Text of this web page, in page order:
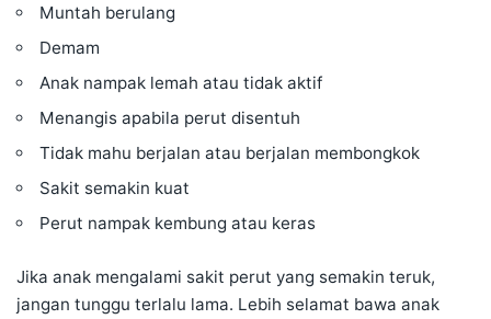
Muntah berulang
Demam
Anak nampak lemah atau tidak aktif
Menangis apabila perut disentuh
Tidak mahu berjalan atau berjalan membongkok
Sakit semakin kuat
Perut nampak kembung atau keras
Jika anak mengalami sakit perut yang semakin teruk,
jangan tunggu terlalu lama. Lebih selamat bawa anak